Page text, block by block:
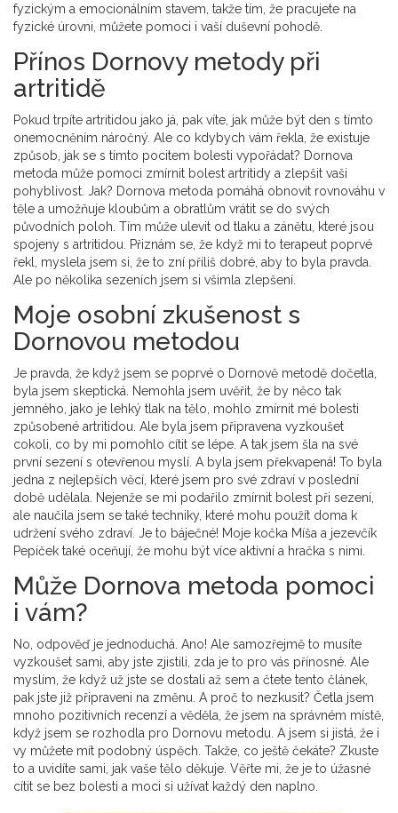
fyzickým a emocionálním stavem, takže tím, že pracujete na
fyzické úrovni, můžete pomoci i vaší duševní pohodě.
Přínos Dornovy metody při
artritidě
Pokud trpíte artritidou jako já, pak víte, jak může být den s tímto
onemocněním náročný. Ale co kdybych vám řekla, že existuje
způsob, jak se s tímto pocitem bolesti vypořádat? Dornova
metoda může pomoci zmírnit bolest artritidy a zlepšit vaši
pohyblivost. Jak? Dornova metoda pomáhá obnovit rovnováhu v
těle a umožňuje kloubům a obratlům vrátit se do svých
původních poloh. Tím může ulevit od tlaku a zánětu, které jsou
spojeny s artritidou. Přiznám se, že když mi to terapeut poprvé
řekl, myslela jsem si, že to zní příliš dobré, aby to byla pravda.
Ale po několika sezeních jsem si všimla zlepšení.
Moje osobní zkušenost s
Dornovou metodou
Je pravda, že když jsem se poprvé o Dornově metodě dočetla,
byla jsem skeptická. Nemohla jsem uvěřit, že by něco tak
jemného, jako je lehký tlak na tělo, mohlo zmírnit mé bolesti
způsobené artritidou. Ale byla jsem připravena vyzkoušet
cokoli, co by mi pomohlo cítit se lépe. A tak jsem šla na své
první sezení s otevřenou myslí. A byla jsem překvapená! To byla
jedna z nejlepších věcí, které jsem pro své zdraví v poslední
době udělala. Nejenže se mi podařilo zmírnit bolest při sezení,
ale naučila jsem se také techniky, které mohu použít doma k
udržení svého zdraví. Je to báječné! Moje kočka Míša a jezevčík
Pepíček také oceňují, že mohu být více aktivní a hračka s nimi.
Může Dornova metoda pomoci
i vám?
No, odpověď je jednoduchá. Ano! Ale samozřejmě to musíte
vyzkoušet sami, aby jste zjistili, zda je to pro vás přínosné. Ale
myslím, že když už jste se dostali až sem a čtete tento článek,
pak jste již připraveni na změnu. A proč to nezkusit? Četla jsem
mnoho pozitivních recenzí a věděla, že jsem na správném místě,
když jsem se rozhodla pro Dornovu metodu. A jsem si jistá, že i
vy můžete mít podobný úspěch. Takže, co ještě čekáte? Zkuste
to a uvidíte sami, jak vaše tělo děkuje. Věřte mi, že je to úžasné
cítit se bez bolesti a moci si užívat každý den naplno.